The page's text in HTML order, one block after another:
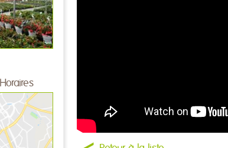
Horaires